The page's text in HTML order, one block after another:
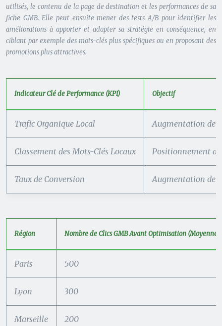
utilisés, le contenu de la page de destination et les performances de sa
fiche GMB. Elle peut ensuite mener des tests A/B pour identifier les
améliorations à apporter et adapter sa stratégie en conséquence, en
ciblant par exemple des mots-clés plus spécifiques ou en proposant des
promotions plus attractives.
Indicateur Clé de Performance (KPI) Objectif
Trafic Organique Local Augmentation de
Classement des Mots-Clés Locaux Positionnement
Taux de Conversion Augmentation de
Région Nombre de Clics GMB Avant Optimisation (Moyenne
Paris 500
Lyon 300
Marseille 200